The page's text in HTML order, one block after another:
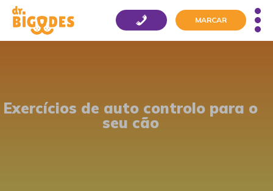
MARCAR
Exercícios de auto controlo para o
seu cão